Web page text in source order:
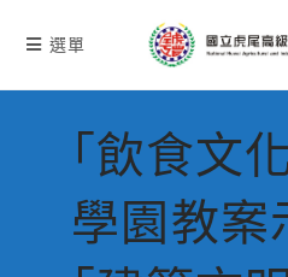
選單
「飲食文
學園教案